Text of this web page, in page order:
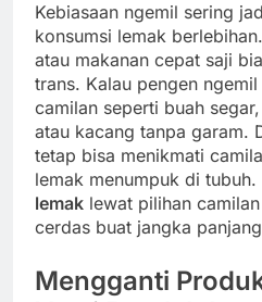
Kebiasaan ngemil sering
konsumsi lemak
atau makanan cepat saji
trans. Kalau pengen
camilan seperti buah
atau kacang tanpa garam.
tetap bisa menikmati
lemak menumpuk di tubuh.
lemak lewat pilihan
cerdas buat jangka
Mengganti